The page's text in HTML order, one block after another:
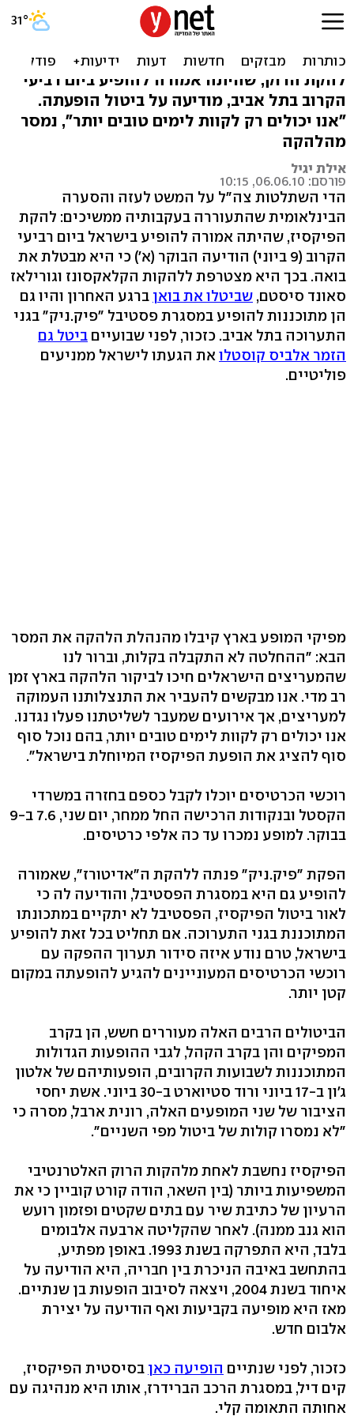
הפיקסיז מבטלים את הגעתם
להקת הרוק, שהיתה אמורה להופיע ביום רביעי
הקרוב בתל אביב, מודיעה על ביטול הופעתה.
"אנו יכולים רק לקוות לימים טובים יותר", נמסר
מהלהקה
אילת יגיל
פורסם: 06.06.10, 10:15
הדי השתלטות צה"ל על המשט לעזה והסערה
הבינלאומית שהתעוררה בעקבותיה ממשיכים: להקת
הפיקסיז, שהיתה אמורה להופיע בישראל ביום רביעי
הקרוב (9 ביוני) הודיעה הבוקר (א') כי היא מבטלת את
בואה. בכך היא מצטרפת ללהקות הקלאקסונז וגורילאז
סאונד סיסטם, שביטלו את בואן ברגע האחרון והיו גם
הן מתוכננות להופיע במסגרת פסטיבל "פיק.ניק" בגני
התערוכה בתל אביב. כזכור, לפני שבועיים ביטל גם
הזמר אלביס קוסטלואת הגעתו לישראל ממניעים
פוליטיים.
מפיקי המופע בארץ קיבלו מהנהלת הלהקה את המסר
הבא: "ההחלטה לא התקבלה בקלות, וברור לנו
שהמעריצים הישראלים חיכו לביקור הלהקה בארץ זמן
רב מדי. אנו מבקשים להעביר את התנצלותנו העמוקה
למעריצים, אך אירועים שמעבר לשליטתנו פעלו נגדנו.
אנו יכולים רק לקוות לימים טובים יותר, בהם נוכל סוף
סוף להציג את הופעת הפיקסיז המיוחלת בישראל".
רוכשי הכרטיסים יוכלו לקבל כספם בחזרה במשרדי
הקסטל ובנקודות הרכישה החל ממחר, יום שני, 7.6 ב-9
בבוקר. למופע נמכרו עד כה אלפי כרטיסים.
הפקת "פיק.ניק" פנתה ללהקת ה"אדיטורז", שאמורה
להופיע גם היא במסגרת הפסטיבל, והודיעה לה כי
לאור ביטול הפיקסיז, הפסטיבל לא יתקיים במתכונתו
המתוכננת בגני התערוכה. אם תחליט בכל זאת להופיע
בישראל, טרם נודע איזה סידור תערוך ההפקה עם
רוכשי הכרטיסים המעוניינים להגיע להופעתה במקום
קטן יותר.
הביטולים הרבים האלה מעוררים חשש, הן בקרב
המפיקים והן בקרב הקהל, לגבי ההופעות הגדולות
המתוכננות לשבועות הקרובים, הופעותיהם של אלטון
ג'ון ב-17 ביוני ורוד סטיוארט ב-30 ביוני. אשת יחסי
הציבור של שני המופעים האלה, רונית ארבל, מסרה כי
"לא נמסרו קולות של ביטול מפי השניים".
הפיקסיז נחשבת לאחת מלהקות הרוק האלטרנטיבי
המשפיעות ביותר (בין השאר, הודה קורט קוביין כי את
הרעיון של כתיבת שיר עם בתים שקטים ופזמון רועש
הוא גנב ממנה). לאחר שהקליטה ארבעה אלבומים
בלבד, היא התפרקה בשנת 1993. באופן מפתיע,
בהתחשב באיבה הניכרת בין חבריה, היא הודיעה על
איחוד בשנת 2004, ויצאה לסיבוב הופעות בן שנתיים.
מאז היא מופיעה בקביעות ואף הודיעה על יצירת
אלבום חדש.
כזכור, לפני שנתיים הופיעה כאן בסיסטית הפיקסיז,
קים דיל, במסגרת הרכב הברידרז, אותו היא מנהיגה עם
אחותה התאומה קלי.